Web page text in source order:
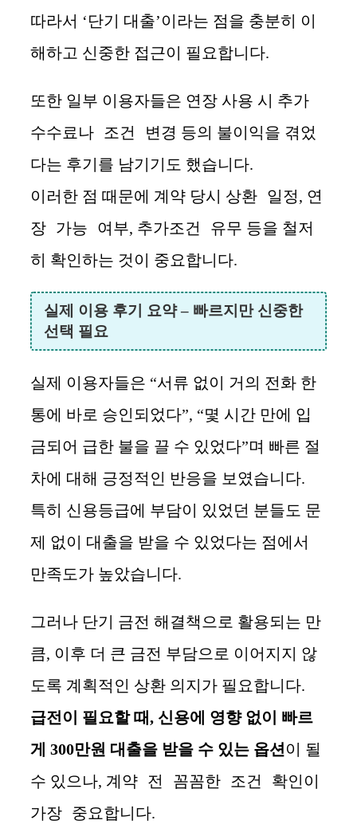
따라서 ‘단기 대출’이라는 점을 충분히 이
해하고 신중한 접근이 필요합니다.
또한 일부 이용자들은 연장 사용 시 추가
수수료나 조건 변경 등의 불이익을 겪었
다는 후기를 남기기도 했습니다.
이러한 점 때문에 계약 당시 상환 일정, 연
장 가능 여부, 추가조건 유무 등을 철저
히 확인하는 것이 중요합니다.
실제 이용 후기 요약 – 빠르지만 신중한
선택 필요
실제 이용자들은 “서류 없이 거의 전화 한
통에 바로 승인되었다”, “몇 시간 만에 입
금되어 급한 불을 끌 수 있었다”며 빠른 절
차에 대해 긍정적인 반응을 보였습니다.
특히 신용등급에 부담이 있었던 분들도 문
제 없이 대출을 받을 수 있었다는 점에서
만족도가 높았습니다.
그러나 단기 금전 해결책으로 활용되는 만
큼, 이후 더 큰 금전 부담으로 이어지지 않
도록 계획적인 상환 의지가 필요합니다.
급전이 필요할 때, 신용에 영향 없이 빠르
게 300만원 대출을 받을 수 있는 옵션 이 될
수 있으나, 계약 전 꼼꼼한 조건 확인이
가장 중요합니다.